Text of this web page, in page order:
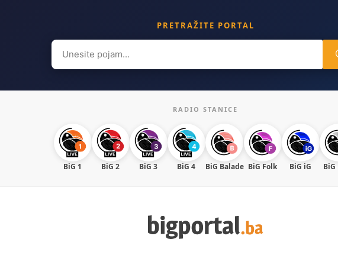
PRETRAŽITE PORTAL
Search
for:
RADIO STANICE
BiG 1 BiG 2 BiG 3 BiG 4 BiG Balade BiG Folk BiG iG BiG